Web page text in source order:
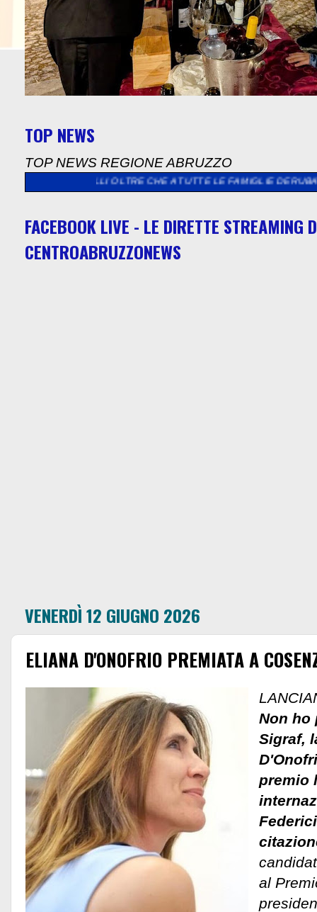
TOP NEWS
TOP NEWS REGIONE ABRUZZO
OLTRE CHE A TUTTE LE FAMIGLIE DERUBATE E LANCIA
FACEBOOK LIVE - LE DIRETTE STREAMING
CENTROABRUZZONEWS
VENERDÌ 12 GIUGNO 2026
ELIANA D'ONOFRIO PREMIATA A
Non ho
Sigraf,
premio
al